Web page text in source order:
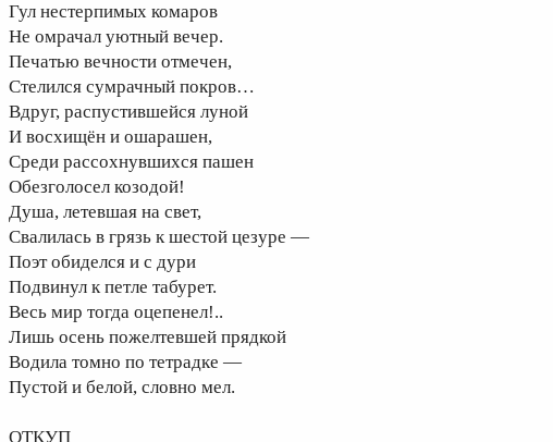
Гул нестерпимых комаров
Не омрачал уютный вечер.
Печатью вечности отмечен,
Стелился сумрачный покров…
Вдруг, распустившейся луной
И восхищён и ошарашен,
Среди рассохнувшихся пашен
Обезголосел козодой!
Душа, летевшая на свет,
Свалилась в грязь к шестой цезуре —
Поэт обиделся и с дури
Подвинул к петле табурет.
Весь мир тогда оцепенел!..
Лишь осень пожелтевшей прядкой
Водила томно по тетрадке —
Пустой и белой, словно мел.
ОТКУП